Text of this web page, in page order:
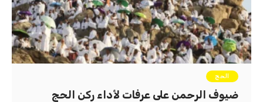
الحج
ضيوف الرحمن على عرفات لأداء ركن الحج